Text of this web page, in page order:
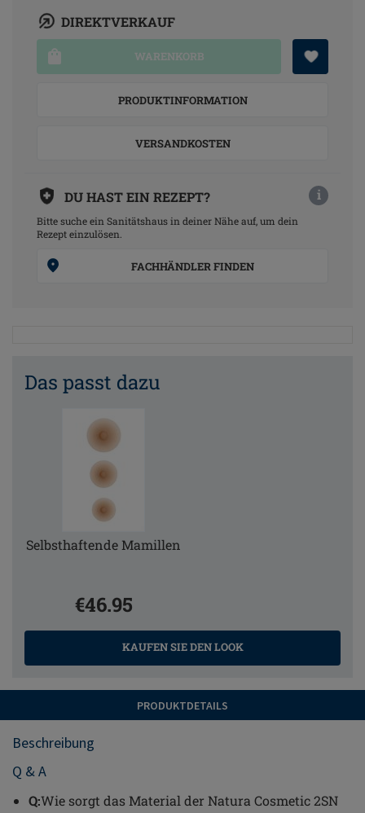
DIREKTVERKAUF
WARENKORB
PRODUKTINFORMATION
VERSANDKOSTEN
DU HAST EIN REZEPT? i
Bitte suche ein Sanitätshaus in deiner Nähe auf, um dein
Rezept einzulösen.
FACHHÄNDLER FINDEN
Das passt dazu
Selbsthaftende Mamillen
€46.95
KAUFEN SIE DEN LOOK
PRODUKTDETAILS
Beschreibung
Q & A
Q:Wie sorgt das Material der Natura Cosmetic 2SN